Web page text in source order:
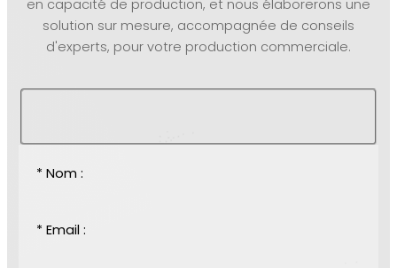
en capacité de production, et nous élaborerons une
solution sur mesure, accompagnée de conseils
d'experts, pour votre production commerciale.
* Nom :
* Email :